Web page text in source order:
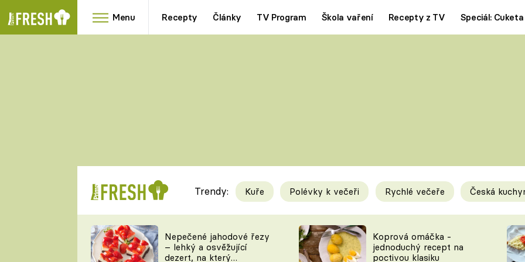
Menu Recepty Články TV Program Škola vaření Recepty z TV Speciál: Cuketa
RYCHLOVKY
Videorecepty
TEĎ VAŘÍ ŠÉF!
Tipy a triky
KAM ZA JÍDLEM
Trendy: Kuře Polévky k večeři Rychlé večeře Česká
Nepečené jahodové řezy
– lehký a osvěžující
dezert, na který
Koprová omáčka -
jednoduchý recept na
poctivou klasiku